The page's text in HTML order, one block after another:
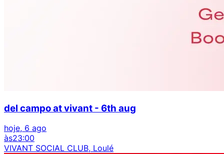
del campo at vivant - 6th aug
hoje, 6 ago
às23:00
VIVANT SOCIAL CLUB, Loulé